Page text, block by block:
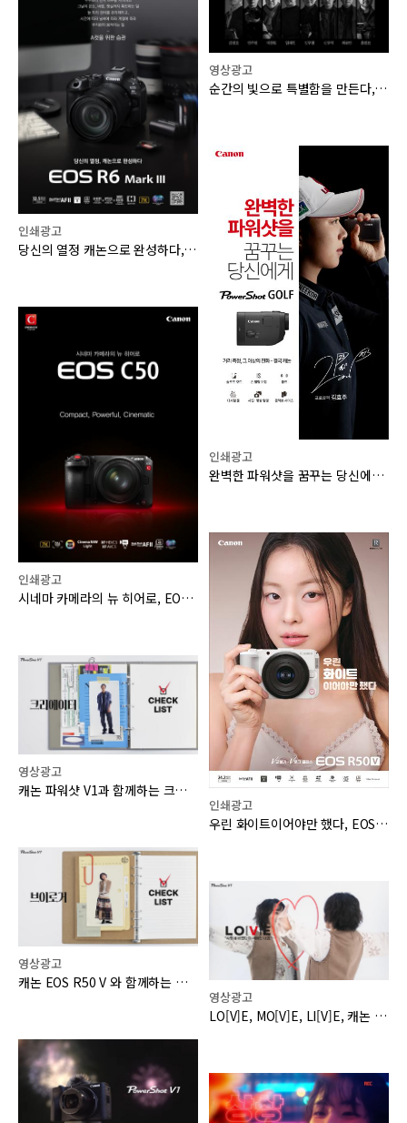
영상광고
순간의 빛으로 특별함을 만든다, 2026 캐논 마스터즈
인쇄광고
당신의 열정 캐논으로 완성하다, EOS R6 Mark III
인쇄광고
완벽한 파워샷을 꿈꾸는 당신에게, PowerShot GOLF
인쇄광고
시네마 카메라의 뉴 히어로, EOS C50
인쇄광고
우린 화이트이어야만 했다, EOS R50 V
영상광고
캐논 파워샷 V1과 함께하는 크리에이터 자가진단!
영상광고
캐논 EOS R50 V 와 함께하는 브이로거 자가진단!
영상광고
LO[V]E, MO[V]E, LI[V]E, 캐논 Powershot V1